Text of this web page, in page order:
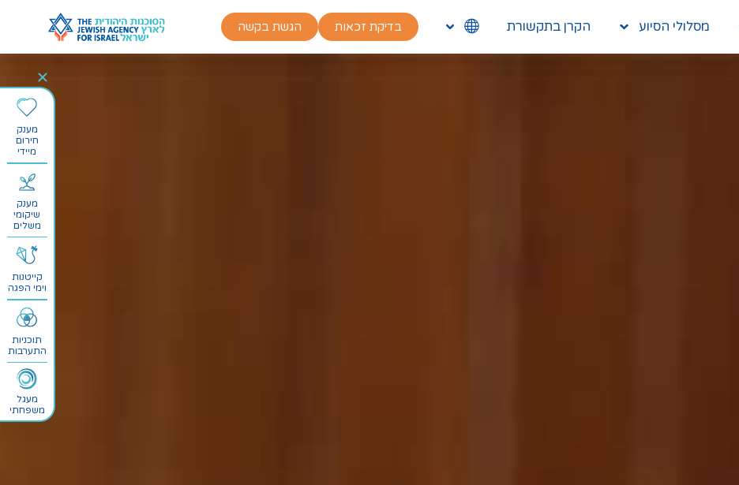
מסלולי הסיוע הקרן בתקשורת בדיקת זכאות הגשת בקשה
מענק
חירום
מיידי
מענק
שיקומי
משלים
קייטנות
וימי הפגה
תוכניות
התערבות
מעגל
משפחתי